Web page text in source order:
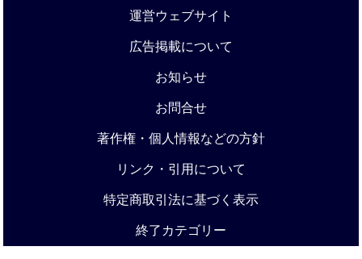
運営ウェブサイト
広告掲載について
お知らせ
お問合せ
著作権・個人情報などの方針
リンク・引用について
特定商取引法に基づく表示
終了カテゴリー